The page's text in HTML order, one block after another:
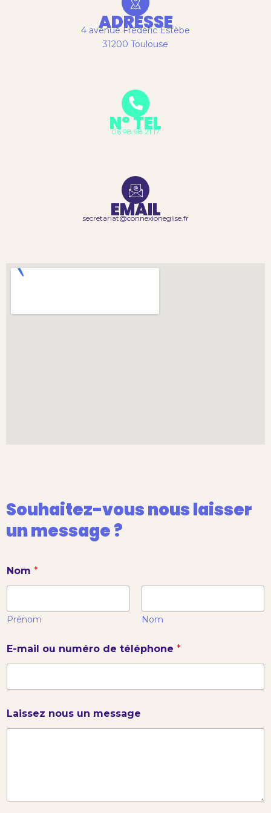
ADRESSE
4 avenue Frédéric Estèbe
31200 Toulouse
N° TEL
06 98 98 21 17
EMAIL
secretariat@connexioneglise.fr
Souhaitez-vous nous laisser
un message ?
a
i
s
e
E
-
m
i
d
Nom *
Prénom Nom
*
n
u
E-mail ou numéro de téléphone *
Laissez nous un message